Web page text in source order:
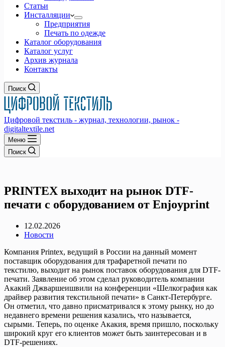
Статьи
Инсталляции
Предприятия
Печать по одежде
Каталог оборудования
Каталог услуг
Архив журнала
Контакты
Поиск
Цифровой текстиль - журнал, технологии, рынок -
digitaltextile.net
Меню
Поиск
PRINTEX выходит на рынок DTF-
печати с оборудованием от Enjoyprint
12.02.2026
Новости
Компания Printex, ведущий в России на данный момент
поставщик оборудования для трафаретной печати по
текстилю, выходит на рынок поставок оборудования для DTF-
печати. Заявление об этом сделал руководитель компании
Акакий Джваршеишвили на конференции «Шелкография как
драйвер развития текстильной печати» в Санкт-Петербурге.
Он отметил, что давно присматривался к этому рынку, но до
недавнего времени решения казались, что называется,
сырыми. Теперь, по оценке Акакия, время пришло, поскольку
широкий круг его клиентов может быть заинтересован и в
DTF-решениях.